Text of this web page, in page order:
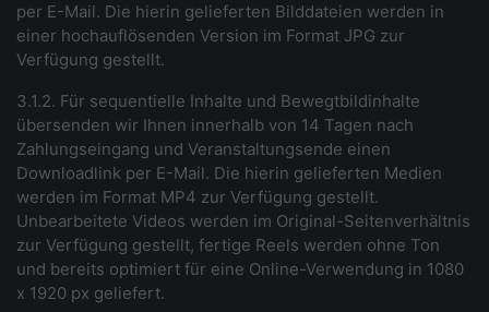
per E-Mail. Die hierin gelieferten Bilddateien werden in
einer hochauflösenden Version im Format JPG zur
Verfügung gestellt.
3.1.2. Für sequentielle Inhalte und Bewegtbildinhalte
übersenden wir Ihnen innerhalb von 14 Tagen nach
Zahlungseingang und Veranstaltungsende einen
Downloadlink per E-Mail. Die hierin gelieferten Medien
werden im Format MP4 zur Verfügung gestellt.
Unbearbeitete Videos werden im Original-Seitenverhältnis
zur Verfügung gestellt, fertige Reels werden ohne Ton
und bereits optimiert für eine Online-Verwendung in 1080
x 1920 px geliefert.